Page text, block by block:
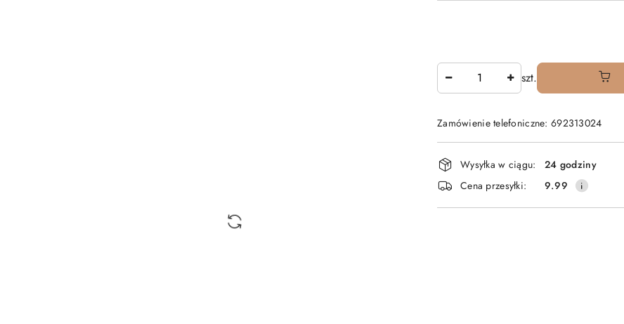
szt.
Zamówienie telefoniczne: 692313024
Dostępność
i
dostawa
Wysyłka w ciągu:
24 godziny
Cena przesyłki:
9.99